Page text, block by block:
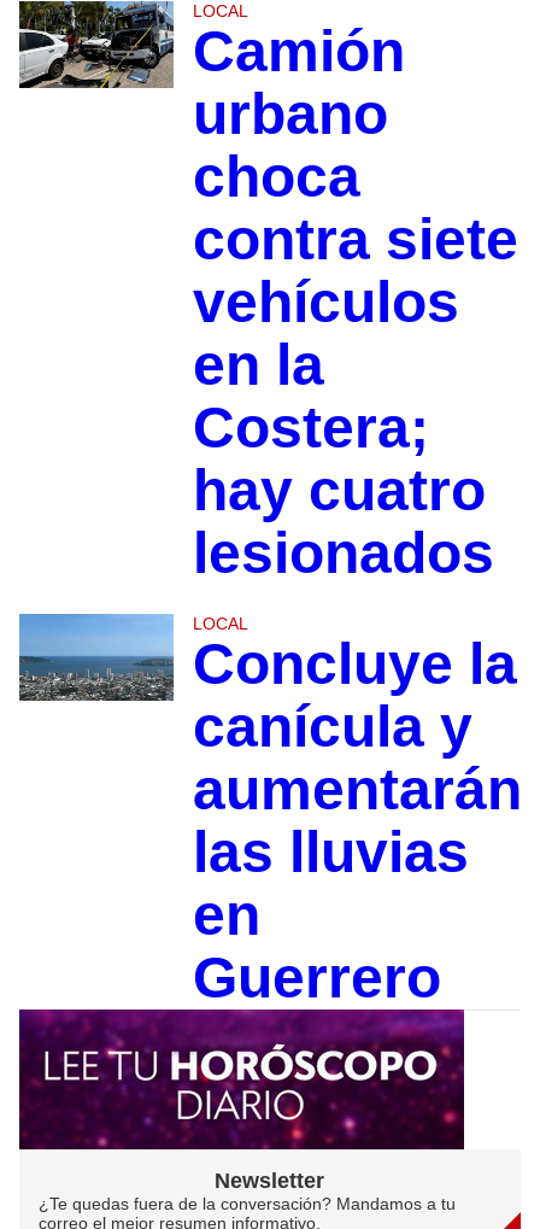
LOCAL
Camión
urbano
choca
contra siete
vehículos
en la
Costera;
hay cuatro
lesionados
LOCAL
Concluye la
canícula y
aumentarán
las lluvias
en
Guerrero
Newsletter
¿Te quedas fuera de la conversación? Mandamos a tu
correo el mejor resumen informativo.